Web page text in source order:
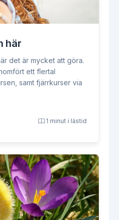
här
det är mycket att göra.
ett flertal
samt fjärrkurser via
1 minut i lästid